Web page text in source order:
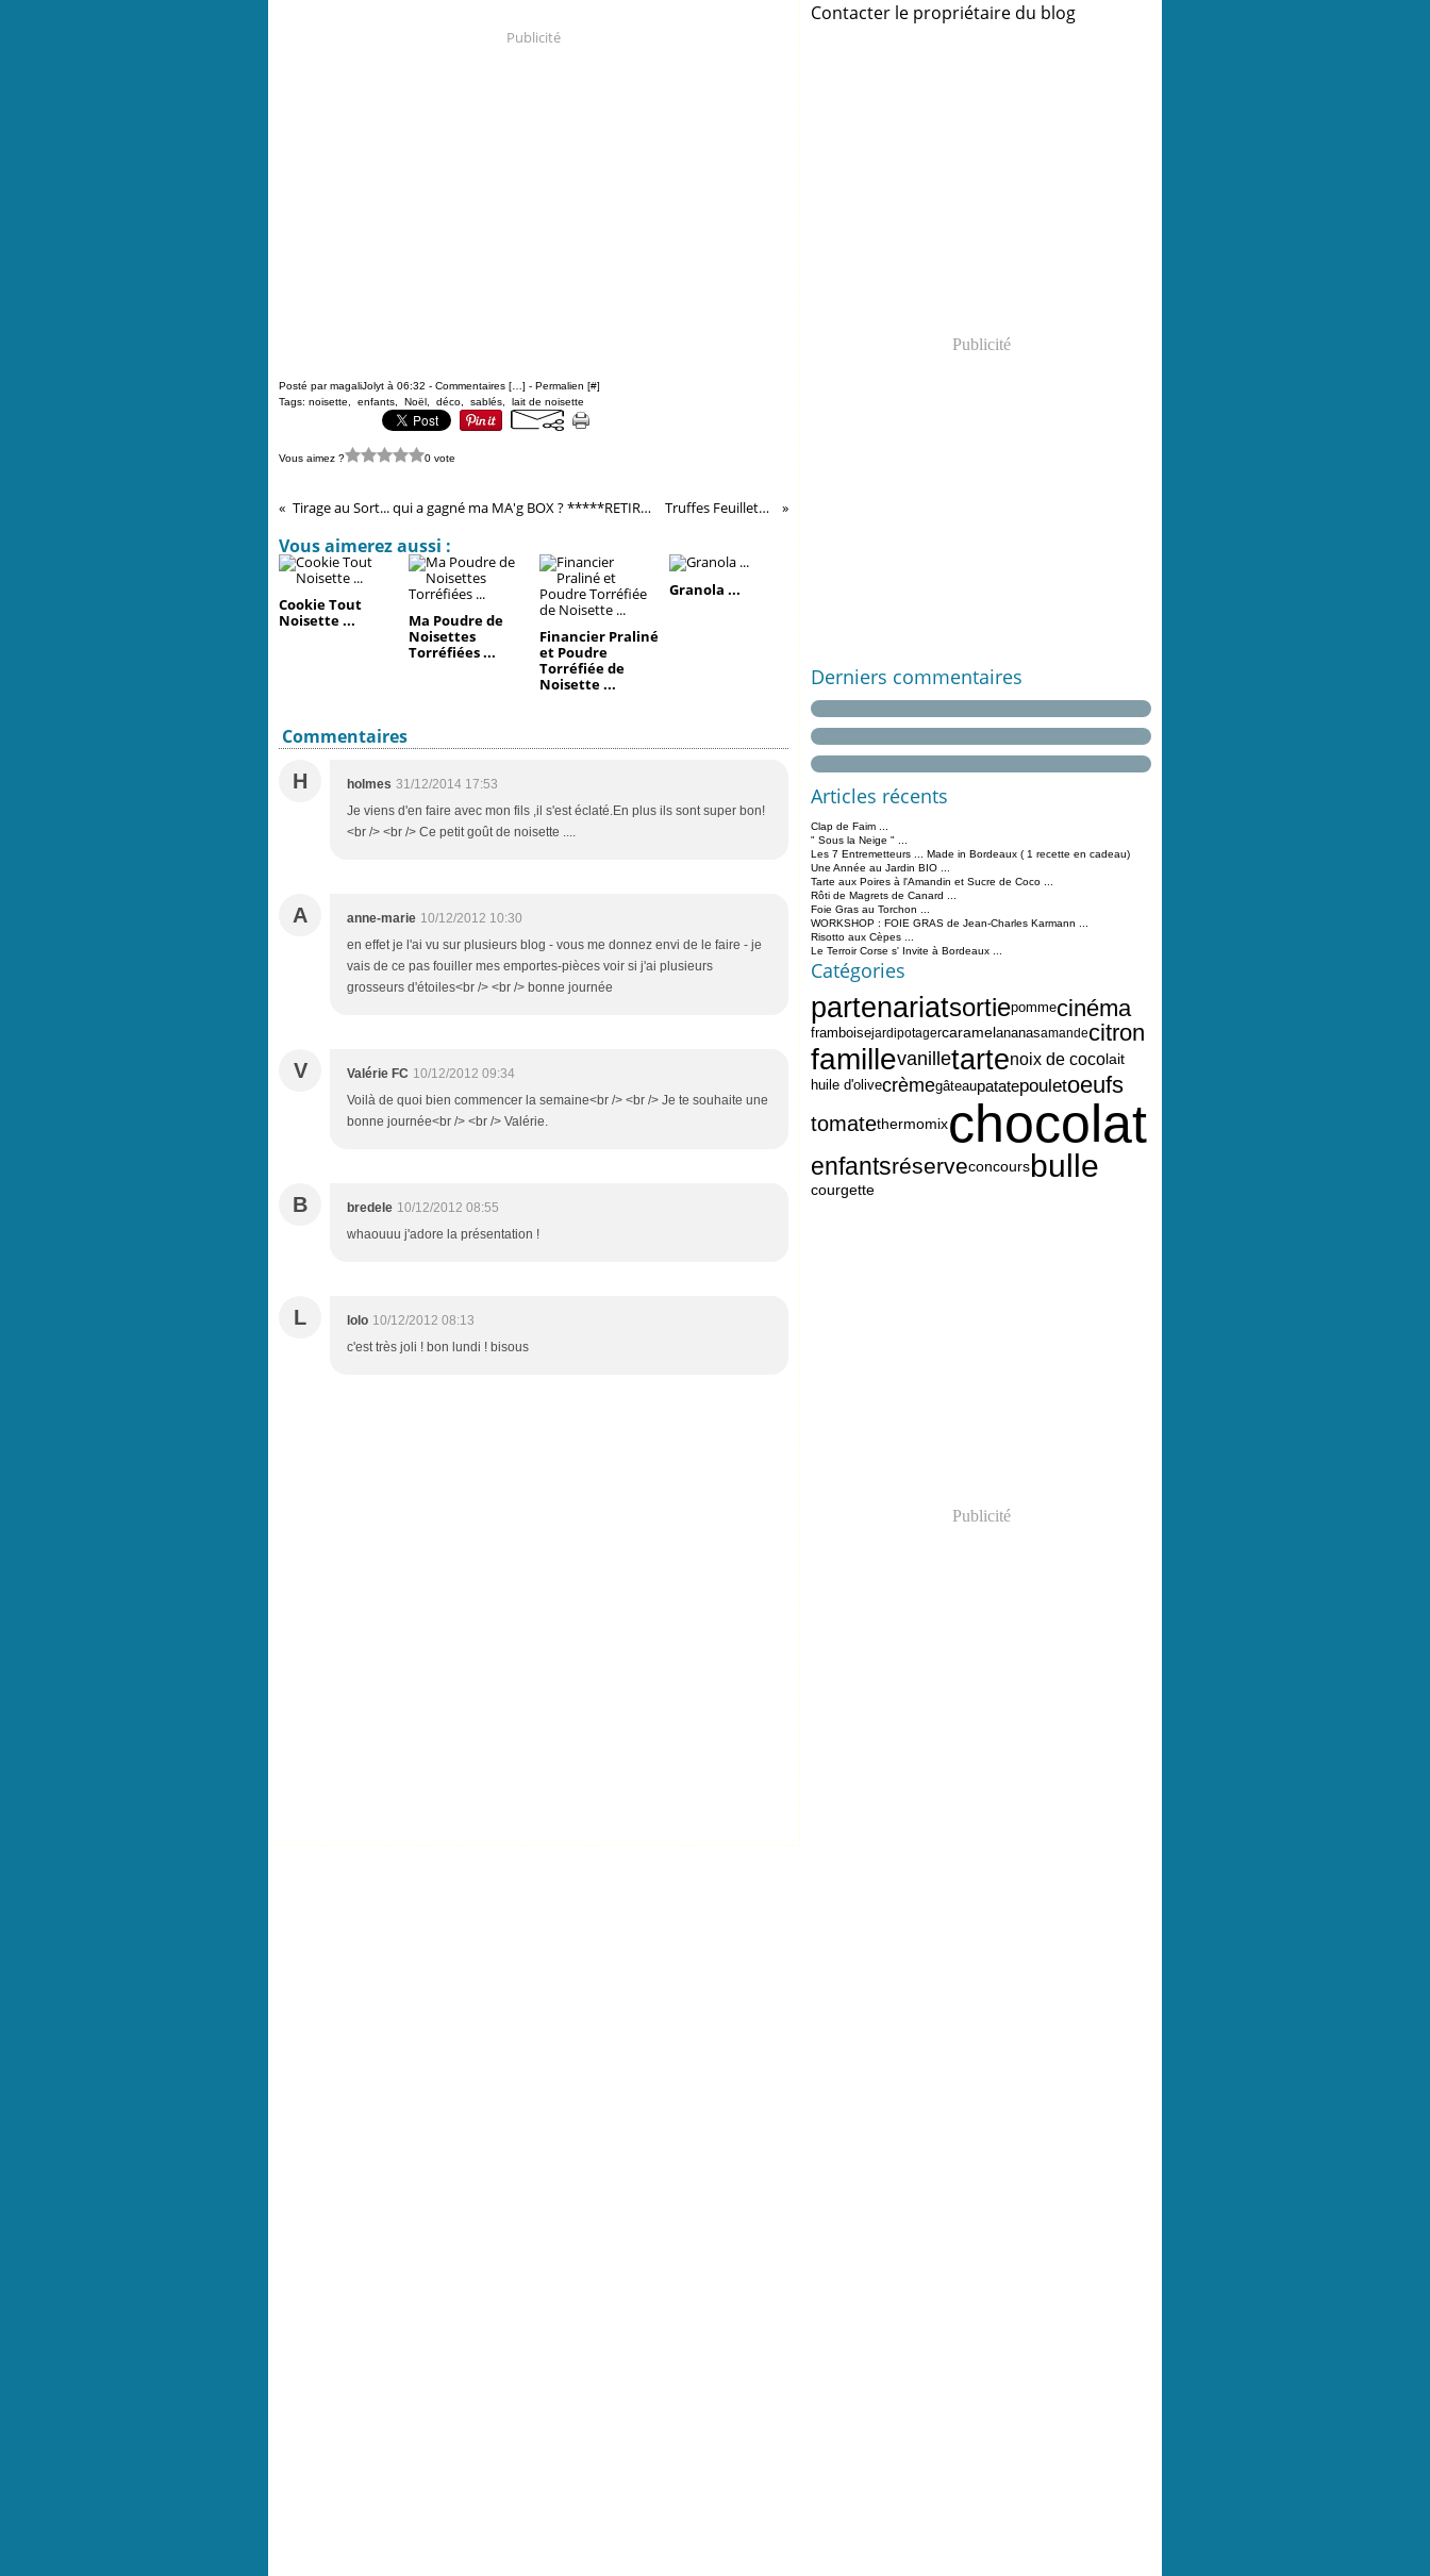
Publicité
Posté par magaliJolyt à 06:32 - Commentaires [ ] - Permalien [#]
Tags: noisette enfants Noël déco sablés lait de noisette
Vous aimez ? 0 vote
Tirage au Sort... qui a gagné ma MA'g BOX ? *****RETIRAGE**** Truffes Feuilletées...
Vous aimerez aussi :
Cookie Tout
Noisette ...
Ma Poudre de
Noisettes
Torréfiées ...
Financier Praliné
et Poudre
Torréfiée de
Noisette ...
Granola ...
Commentaires
H
holmes 31/12/2014 17:53
Je viens d'en faire avec mon fils ,il s'est éclaté.En plus ils sont super bon!
<br /> <br /> Ce petit goût de noisette ....
A anne-marie 10/12/2012 10:30
en effet je l'ai vu sur plusieurs blog - vous me donnez envi de le faire - je
vais de ce pas fouiller mes emportes-pièces voir si j'ai plusieurs
grosseurs d'étoiles<br /> <br /> bonne journée
V Valérie FC 10/12/2012 09:34
Voilà de quoi bien commencer la semaine<br /> <br /> Je te souhaite une
bonne journée<br /> <br /> Valérie.
B bredele 10/12/2012 08:55
whaouuu j'adore la présentation !
L lolo 10/12/2012 08:13
c'est très joli ! bon lundi ! bisous
Contacter le propriétaire du blog
Publicité
Derniers commentaires
Articles récents
Clap de Faim ...
" Sous la Neige " ...
Les 7 Entremetteurs ... Made in Bordeaux ( 1 recette en cadeau)
Une Année au Jardin BIO ...
Tarte aux Poires à l'Amandin et Sucre de Coco ...
Rôti de Magrets de Canard ...
Foie Gras au Torchon ...
WORKSHOP : FOIE GRAS de Jean-Charles Karmann ...
Risotto aux Cèpes ...
Le Terroir Corse s' Invite à Bordeaux ...
Catégories
partenariatsortiepommecinéma
framboisejardipotagercaramelananasamandecitron
famillevanilletartenoix de cocolait
huile d'olivecrèmegâteaupatatepouletoeufs
tomatethermomixchocolat
enfantsréserveconcoursbulle
courgette
Publicité